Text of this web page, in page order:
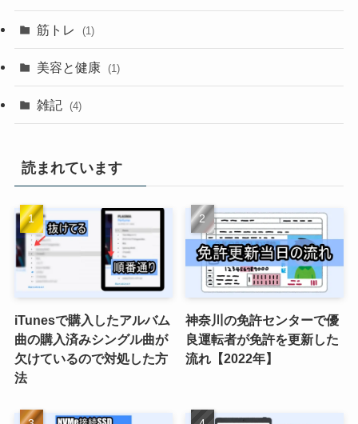
筋トレ (1)
美容と健康 (1)
雑記 (4)
読まれています
iTunesで購入したアルバム
曲の購入済みシングル曲が
欠けているので対処した方
法
神奈川の免許センターで優
良運転者が免許を更新した
流れ【2022年】